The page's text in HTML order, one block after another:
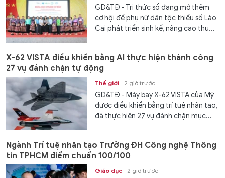
GD&TĐ - Tri thức số đang mở thêm
cơ hội để phụ nữ dân tộc thiểu số Lào
Cai phát triển sinh kế, nâng cao thu...
X-62 VISTA điều khiển bằng AI thực hiện thành công
27 vụ đánh chặn tự động
Thế giới 2 giờ trước
GD&TĐ - Máy bay X-62 VISTA của Mỹ
được điều khiển bằng trí tuệ nhân tạo,
đã thực hiện 27 vụ đánh chặn mục...
Ngành Trí tuệ nhân tạo Trường ĐH Công nghệ Thông
tin TPHCM điểm chuẩn 100/100
Giáo dục 2 giờ trước